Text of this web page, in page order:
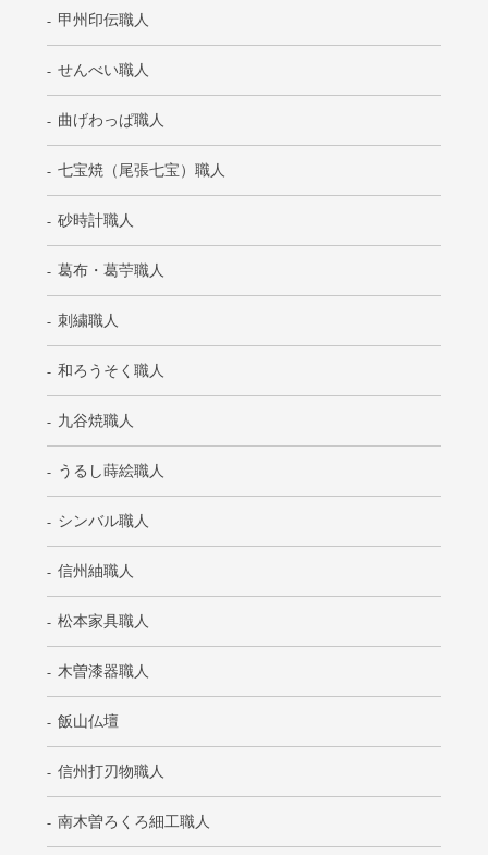
甲州印伝職人
せんべい職人
曲げわっぱ職人
七宝焼（尾張七宝）職人
砂時計職人
葛布・葛苧職人
刺繍職人
和ろうそく職人
九谷焼職人
うるし蒔絵職人
シンバル職人
信州紬職人
松本家具職人
木曽漆器職人
飯山仏壇
信州打刃物職人
南木曽ろくろ細工職人